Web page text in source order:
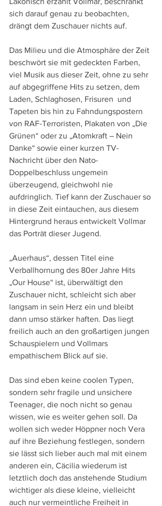
sich darauf genau zu beobachten,
drängt dem Zuschauer nichts auf.
Das Milieu und die Atmosphäre der Zeit
beschwört sie mit gedeckten Farben,
viel Musik aus dieser Zeit, ohne zu sehr
auf abgegriffene Hits zu setzen, dem
Laden, Schlaghosen, Frisuren  und
Tapeten bis hin zu Fahndungspostern
von RAF-Terroristen, Plakaten von „Die
Grünen“ oder zu „Atomkraft – Nein
Danke“ sowie einer kurzen TV-
Nachricht über den Nato-
Doppelbeschluss ungemein
überzeugend, gleichwohl nie
aufdringlich. Tief kann der Zuschauer so
in diese Zeit eintauchen, aus diesem
Hintergrund heraus entwickelt Vollmar
das Porträt dieser Jugend.
„Auerhaus“, dessen Titel eine
Verballhornung des 80er Jahre Hits
„Our House“ ist, überwältigt den
Zuschauer nicht, schleicht sich aber
langsam in sein Herz ein und bleibt
dann umso stärker haften. Das liegt
freilich auch an den großartigen jungen
Schauspielern und Vollmars
empathischem Blick auf sie.
Das sind eben keine coolen Typen,
sondern sehr fragile und unsichere
Teenager, die noch nicht so genau
wissen, wie es weiter gehen soll. Da
wollen sich weder Höppner noch Vera
auf ihre Beziehung festlegen, sondern
sie lässt sich lieber auch mal mit einem
anderen ein, Cäcilia wiederum ist
letztlich doch das anstehende Studium
wichtiger als diese kleine, vielleicht
auch nur vermeintliche Freiheit in